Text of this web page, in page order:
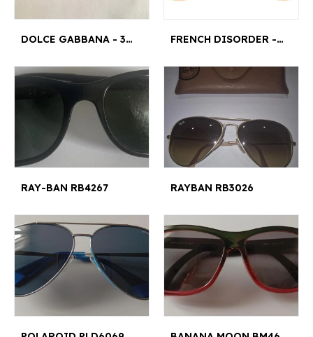
DOLCE GABBANA - 3027 FRENCH DISORDER -FD2503/S 212 57¤14
RAY-BAN RB4267 RAYBAN RB3026